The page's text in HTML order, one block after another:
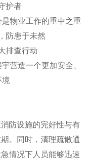
护者
物业工作的重中之重
防患于未然
排查行动
营造一个更加安全、
境
防设施的完好性与有
。同时，清理疏散通
情况下人员能够迅速